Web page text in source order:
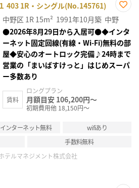
403 1R・シングル(No.145761)
お気
に入
り登
録
中野区 1R 15m² 1991年10月築 中野
●2026年8月29日から入居可●◆インタ
ーネット固定回線(有線・Wi-Fi)無料の部
屋◆安心のオートロック完備♪24時まで
営業の「まいばすけっと」はじめスーパ
ー多数あり
賃料
ロングプラン
月額目安 106,200円～
初期費用他 18,150円～
インターネット無料
wifiあり
手数料無料
テルマネジメント株式会社